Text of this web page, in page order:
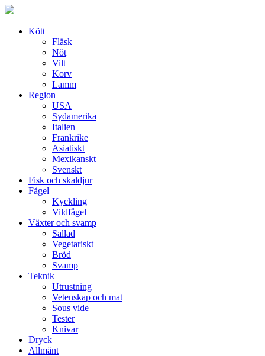
Skip
contentKött
Fläsk
Nöt
Vilt
Korv
Lamm
Region
USA
Sydamerika
Italien
Frankrike
Asiatiskt
Mexikanskt
Svenskt
Fisk och skaldjur
Fågel
Kyckling
Vildfågel
Växter och svamp
Sallad
Vegetariskt
Bröd
Svamp
Teknik
Utrustning
Vetenskap och mat
Sous vide
Tester
Knivar
Dryck
Allmänt